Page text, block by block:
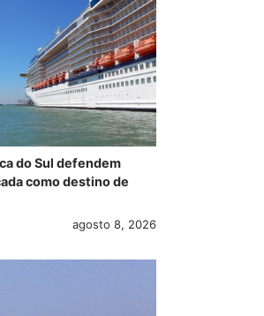
do Sul defendem
como destino de
agosto 8, 2026